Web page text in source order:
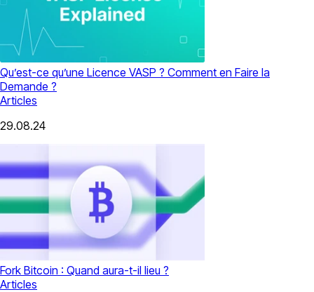
Qu’est-ce qu’une Licence VASP ? Comment en Faire la
Demande ?
Articles
29.08.24
Fork Bitcoin : Quand aura-t-il lieu ?
Articles